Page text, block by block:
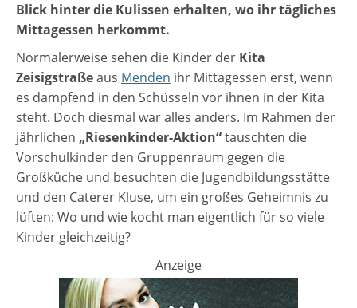
Blick hinter die Kulissen erhalten, wo ihr tägliches
Mittagessen herkommt.
Normalerweise sehen die Kinder der Kita
Zeisigstraßeaus Menden ihr Mittagessen erst, wenn
es dampfend in den Schüsseln vor ihnen in der Kita
steht. Doch diesmal war alles anders. Im Rahmen der
jährlichen „Riesenkinder-Aktion“tauschten die
Vorschulkinder den Gruppenraum gegen die
Großküche und besuchten die Jugendbildungsstätte
und den Caterer Kluse, um ein großes Geheimnis zu
lüften: Wo und wie kocht man eigentlich für so viele
Kinder gleichzeitig?
Anzeige